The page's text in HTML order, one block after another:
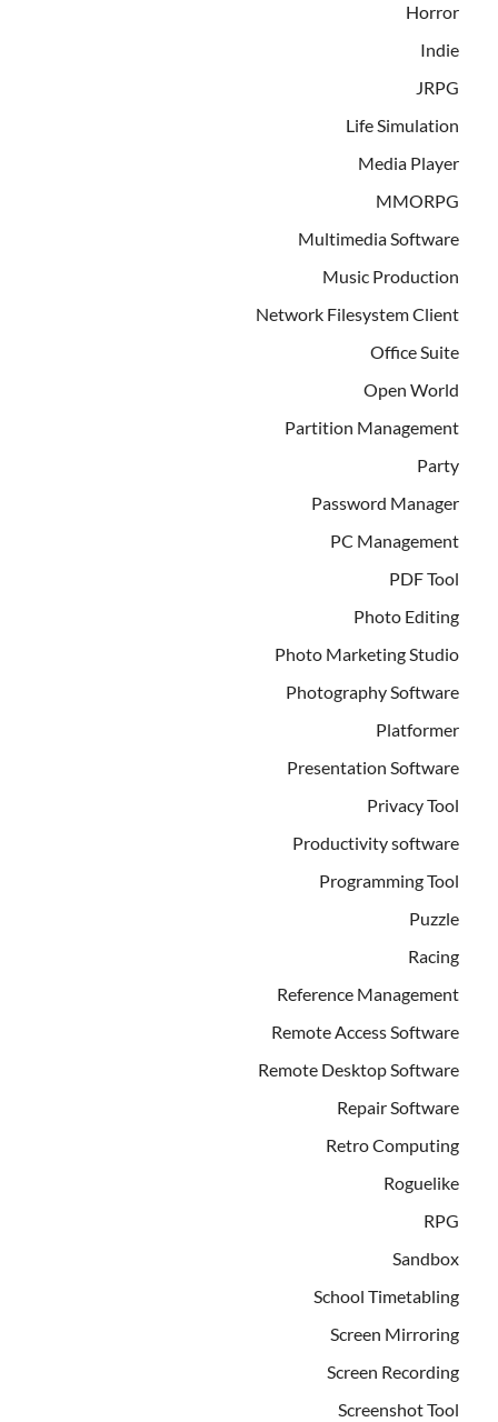
Horror
Indie
JRPG
Life Simulation
Media Player
MMORPG
Multimedia Software
Music Production
Network Filesystem Client
Office Suite
Open World
Partition Management
Party
Password Manager
PC Management
PDF Tool
Photo Editing
Photo Marketing Studio
Photography Software
Platformer
Presentation Software
Privacy Tool
Productivity software
Programming Tool
Puzzle
Racing
Reference Management
Remote Access Software
Remote Desktop Software
Repair Software
Retro Computing
Roguelike
RPG
Sandbox
School Timetabling
Screen Mirroring
Screen Recording
Screenshot Tool